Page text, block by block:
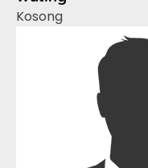
Kosong